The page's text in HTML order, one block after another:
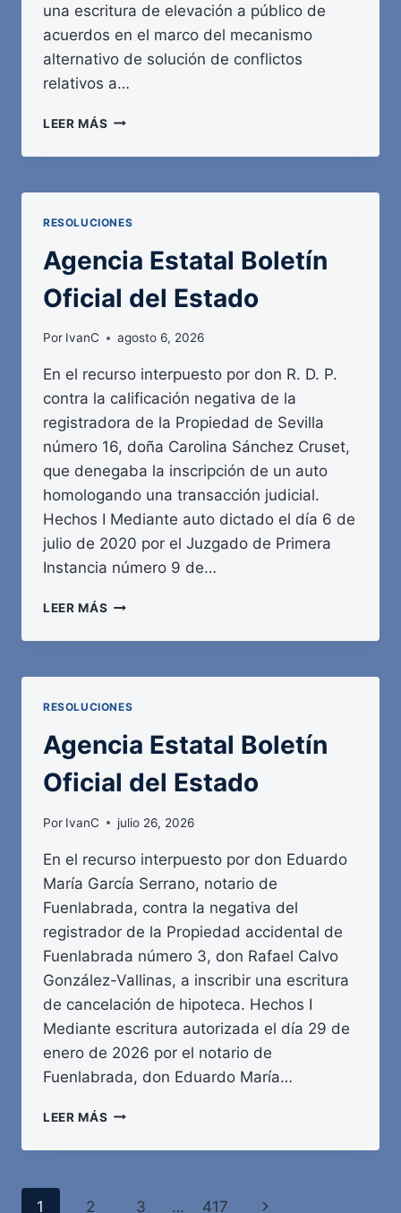
una escritura de elevación a público de
acuerdos en el marco del mecanismo
alternativo de solución de conflictos
relativos a…
LEER MÁS AGENCIA
BOLETÍN
DEL
RESOLUCIONES
Agencia Estatal Boletín
Oficial del Estado
Por IvanC agosto 6, 2026
En el recurso interpuesto por don R. D. P.
contra la calificación negativa de la
registradora de la Propiedad de Sevilla
número 16, doña Carolina Sánchez Cruset,
que denegaba la inscripción de un auto
homologando una transacción judicial.
Hechos I Mediante auto dictado el día 6 de
julio de 2020 por el Juzgado de Primera
Instancia número 9 de…
LEER MÁS AGENCIA
BOLETÍN
DEL
RESOLUCIONES
Agencia Estatal Boletín
Oficial del Estado
Por IvanC julio 26, 2026
En el recurso interpuesto por don Eduardo
María García Serrano, notario de
Fuenlabrada, contra la negativa del
registrador de la Propiedad accidental de
Fuenlabrada número 3, don Rafael Calvo
González-Vallinas, a inscribir una escritura
de cancelación de hipoteca. Hechos I
Mediante escritura autorizada el día 29 de
enero de 2026 por el notario de
Fuenlabrada, don Eduardo María…
LEER MÁS AGENCIA
BOLETÍN
ESTADO
Navegación
1 2 3 … 417 Siguiente